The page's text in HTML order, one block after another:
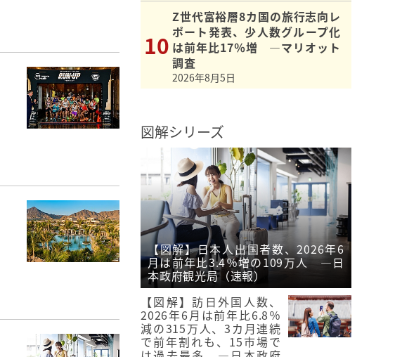
Z世代富裕層8カ国の旅行志向レ
ポート発表、少人数グループ化
は前年比17％増 ―マリオット
調査
2026年8月5日
図解シリーズ
【図解】日本人出国者数、2026年6
月は前年比3.4％増の109万人 ―日
本政府観光局（速報）
【図解】訪日外国人数、
2026年6月は前年比6.8％
減の315万人、3カ月連続
で前年割れも、15市場で